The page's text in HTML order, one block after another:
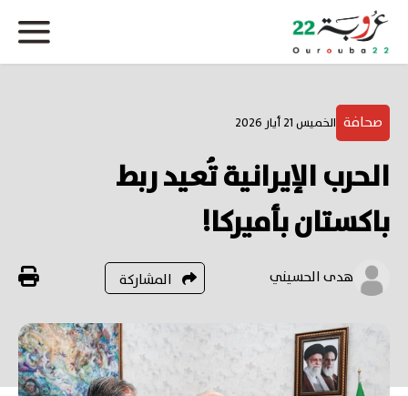
صحافة الخميس 21 أيار 2026
الحرب الإيرانية تُعيد ربط
باكستان بأميركا!
هدى الحسيني المشاركة